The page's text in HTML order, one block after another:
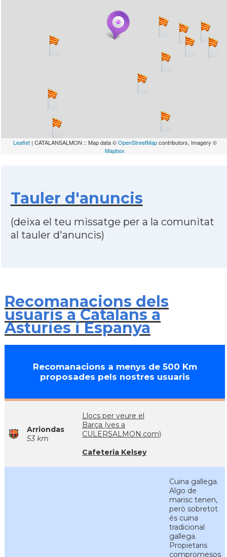
Leaflet| CATALANSALMON :: Map data ©OpenStreetMapcontributors, Imagery ©
Mapbox
Tauler d'anuncis
(deixa el teu missatge per a la comunitat
al tauler d'anuncis)
Recomanacions dels
usuaris a Catalans a
Asturies i Espanya
Recomanacions a menys de 500 Km
proposades pels nostres usuaris
Arriondas
53 km
Llocs per veure el
Barça (ves a
CULERSALMON.com)
Cafeteria Kelsey
Cuina gallega.
Algo de
marisc tenen,
però sobretot
és cuina
tradicional
gallega.
Propietaris
compromesos